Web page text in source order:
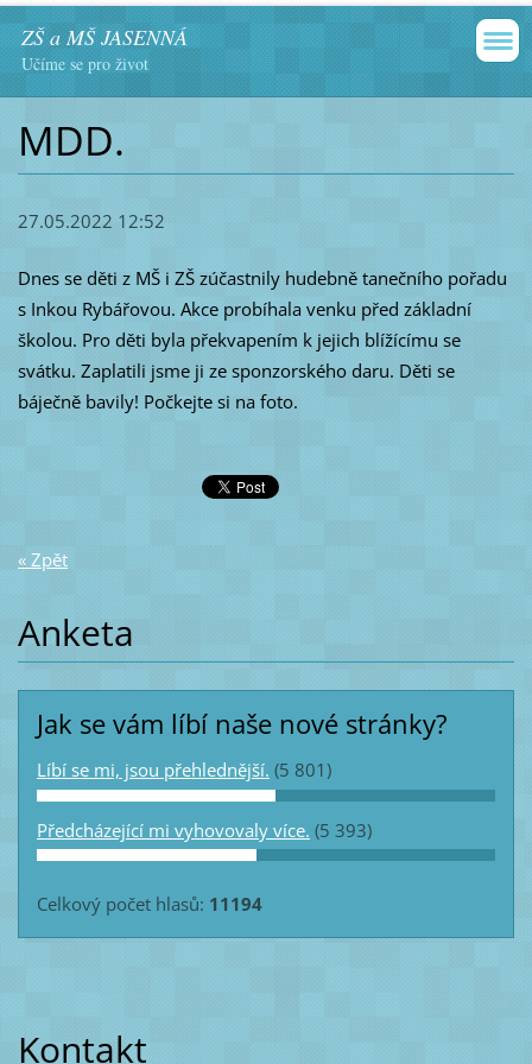
ZŠ a MŠ JASENNÁ
Učíme se pro život
MDD.
27.05.2022 12:52
Dnes se děti z MŠ i ZŠ zúčastnily hudebně tanečního pořadu
s Inkou Rybářovou. Akce probíhala venku před základní
školou. Pro děti byla překvapením k jejich blížícímu se
svátku. Zaplatili jsme ji ze sponzorského daru. Děti se
báječně bavily! Počkejtesi na foto.
« Zpět
Anketa
Jak se vám líbí naše nové stránky?
Líbí se mi, jsou přehlednější. (5 801)
Předcházející mi vyhovovaly více. (5 393)
Celkový počet hlasů: 11194
Kontakt